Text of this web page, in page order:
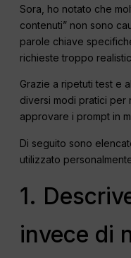
Sora, ho notato che
contenuti” non sono
parole chiave
richieste troppo
Grazie a ripetuti test e
diversi modi pratici
approvare i prompt in
Di seguito sono
utilizzato
1.
invece di